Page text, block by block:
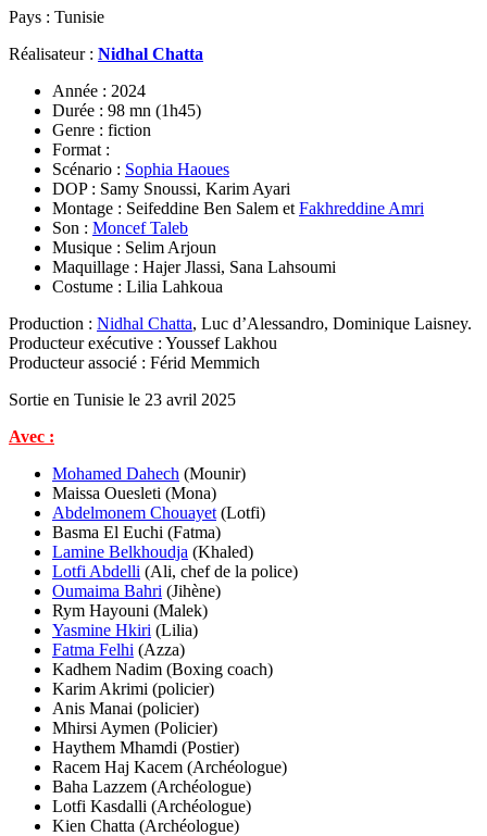
Pays : Tunisie
Réalisateur : Nidhal Chatta
Année : 2024
Durée : 98 mn (1h45)
Genre : fiction
Format :
Scénario : Sophia Haoues
DOP : Samy Snoussi, Karim Ayari
Montage : Seifeddine Ben Salem et Fakhreddine Amri
Son : Moncef Taleb
Musique : Selim Arjoun
Maquillage : Hajer Jlassi, Sana Lahsoumi
Costume : Lilia Lahkoua
Production : Nidhal Chatta, Luc d’Alessandro, Dominique Laisney.
Producteur exécutive : Youssef Lakhou
Producteur associé : Férid Memmich
Sortie en Tunisie le 23 avril 2025
Avec :
Mohamed Dahech (Mounir)
Maissa Ouesleti (Mona)
Abdelmonem Chouayet (Lotfi)
Basma El Euchi (Fatma)
Lamine Belkhoudja (Khaled)
Lotfi Abdelli (Ali, chef de la police)
Oumaima Bahri (Jihène)
Rym Hayouni (Malek)
Yasmine Hkiri (Lilia)
Fatma Felhi (Azza)
Kadhem Nadim (Boxing coach)
Karim Akrimi (policier)
Anis Manai (policier)
Mhirsi Aymen (Policier)
Haythem Mhamdi (Postier)
Racem Haj Kacem (Archéologue)
Baha Lazzem (Archéologue)
Lotfi Kasdalli (Archéologue)
Kien Chatta (Archéologue)